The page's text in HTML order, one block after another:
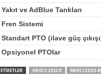
Yakıt ve AdBlue Tankları
Fren Sistemi
Standart PTO (ilave güç
Opsiyonel PTOlar
ETIKETLER AROCS 2532 K MERCCEDES-